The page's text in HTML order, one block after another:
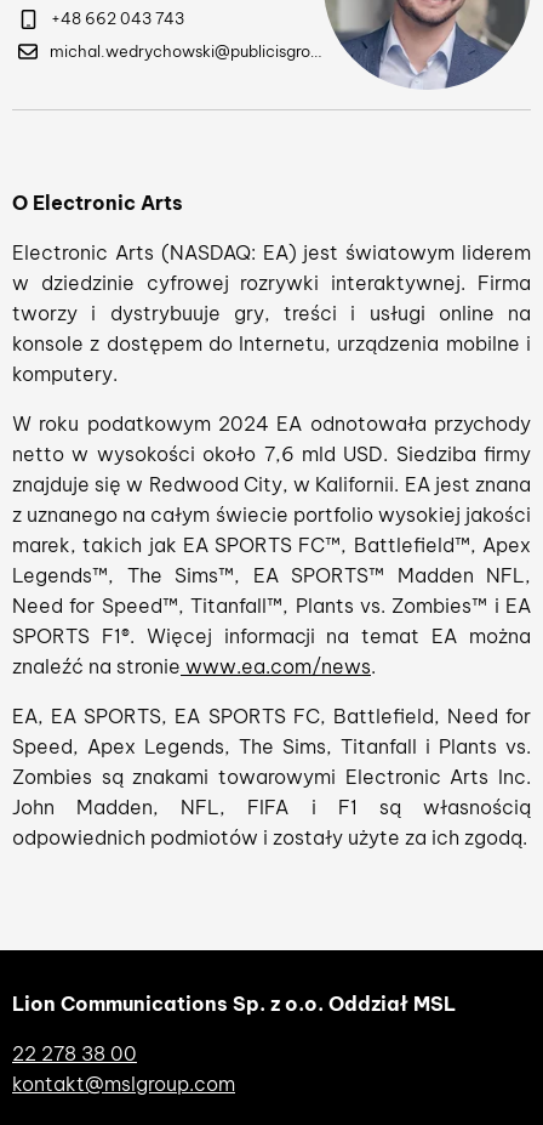
+48 662 043 743
michal.wedrychowski@publicisgroupe.com
O Electronic Arts
Electronic Arts (NASDAQ: EA) jest światowym liderem
w dziedzinie cyfrowej rozrywki interaktywnej. Firma
tworzy i dystrybuuje gry, treści i usługi online na
konsole z dostępem do Internetu, urządzenia mobilne i
komputery.
W roku podatkowym 2024 EA odnotowała przychody
netto w wysokości około 7,6 mld USD. Siedziba firmy
znajduje się w Redwood City, w Kalifornii. EA jest znana
z uznanego na całym świecie portfolio wysokiej jakości
marek, takich jak EA SPORTS FC™, Battlefield™, Apex
Legends™, The Sims™, EA SPORTS™ Madden NFL,
Need for Speed™, Titanfall™, Plants vs. Zombies™ i EA
SPORTS F1®. Więcej informacji na temat EA można
znaleźć na stronie www.ea.com/news.
EA, EA SPORTS, EA SPORTS FC, Battlefield, Need for
Speed, Apex Legends, The Sims, Titanfall i Plants vs.
Zombies są znakami towarowymi Electronic Arts Inc.
John Madden, NFL, FIFA i F1 są własnością
odpowiednich podmiotów i zostały użyte za ich zgodą.
Lion Communications Sp. z o.o. Oddział MSL
22 278 38 00
kontakt@mslgroup.com